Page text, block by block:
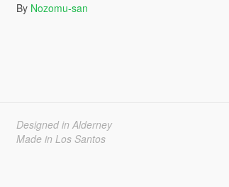
By Nozomu-san
Designed in Alderney
Made in Los Santos